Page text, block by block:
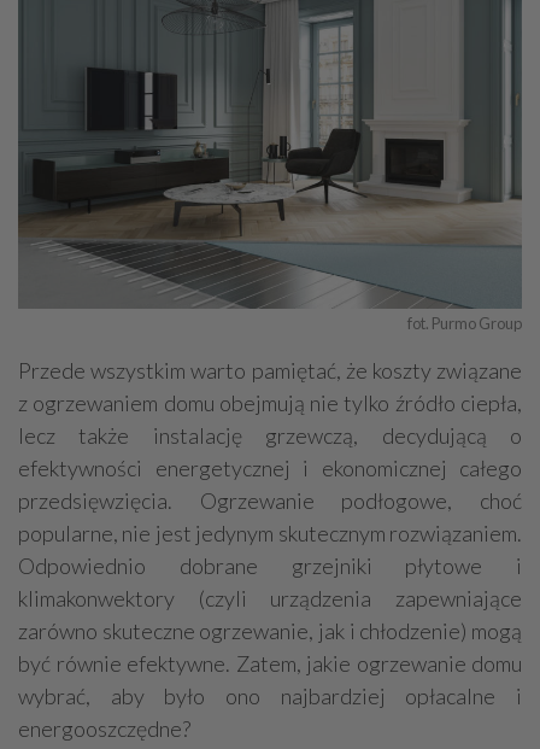
fot. Purmo Group
Przede wszystkim warto pamiętać, że koszty związane
z ogrzewaniem domu obejmują nie tylko źródło ciepła,
lecz także instalację grzewczą, decydującą o
efektywności energetycznej i ekonomicznej całego
przedsięwzięcia. Ogrzewanie podłogowe, choć
popularne, nie jest jedynym skutecznym rozwiązaniem.
Odpowiednio dobrane grzejniki płytowe i
klimakonwektory (czyli urządzenia zapewniające
zarówno skuteczne ogrzewanie, jak i chłodzenie) mogą
być równie efektywne. Zatem, jakie ogrzewanie domu
wybrać, aby było ono najbardziej opłacalne i
energooszczędne?